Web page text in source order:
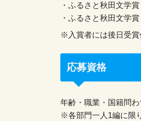
・ふるさと秋田文学
・ふるさと秋田文学
※入賞者には後日受賞
応募資格
年齢・職業・国籍問わ
※各部門一人1編に限